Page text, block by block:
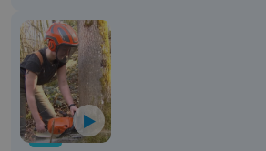
Info